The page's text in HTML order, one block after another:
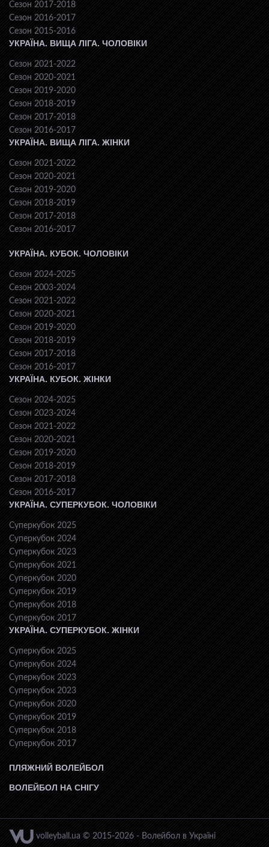
Сезон 2017-2018
Сезон 2016-2017
Сезон 2015-2016
УКРАЇНА. ВИЩА ЛІГА. ЧОЛОВІКИ
Сезон 2021-2022
Сезон 2020-2021
Сезон 2019-2020
Сезон 2018-2019
Сезон 2017-2018
Сезон 2016-2017
УКРАЇНА. ВИЩА ЛІГА. ЖІНКИ
Сезон 2021-2022
Сезон 2020-2021
Сезон 2019-2020
Сезон 2018-2019
Сезон 2017-2018
Сезон 2016-2017
УКРАЇНА. КУБОК. ЧОЛОВІКИ
Сезон 2024-2025
Сезон 2003-2024
Сезон 2021-2022
Сезон 2020-2021
Сезон 2019-2020
Сезон 2018-2019
Сезон 2017-2018
Сезон 2016-2017
УКРАЇНА. КУБОК. ЖІНКИ
Сезон 2024-2025
Сезон 2023-2024
Сезон 2021-2022
Сезон 2020-2021
Сезон 2019-2020
Сезон 2018-2019
Сезон 2017-2018
Сезон 2016-2017
УКРАЇНА. СУПЕРКУБОК. ЧОЛОВІКИ
Суперкубок 2025
Суперкубок 2024
Суперкубок 2023
Суперкубок 2021
Суперкубок 2020
Суперкубок 2019
Суперкубок 2018
Суперкубок 2017
УКРАЇНА. СУПЕРКУБОК. ЖІНКИ
Суперкубок 2025
Суперкубок 2024
Суперкубок 2023
Суперкубок 2023
Суперкубок 2020
Суперкубок 2019
Суперкубок 2018
Суперкубок 2017
ПЛЯЖНИЙ ВОЛЕЙБОЛ
ВОЛЕЙБОЛ НА СНІГУ
volleyball.ua © 2015-2026 - Волейбол в Україні